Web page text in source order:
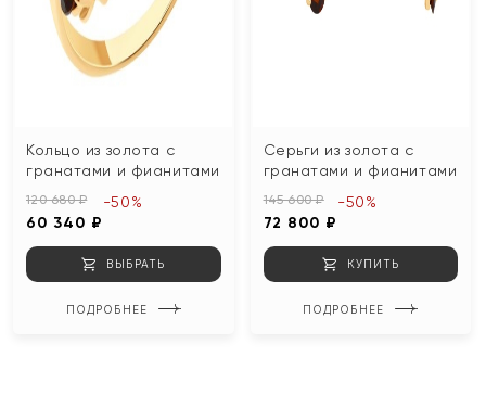
Кольцо из золота с
гранатами и фианитами
120 680 ₽
60 340 ₽
-50%
ВЫБРАТЬ
ПОДРОБНЕЕ
Серьги из золота с
гранатами и фианитами
145 600 ₽
72 800 ₽
-50%
КУПИТЬ
ПОДРОБНЕЕ